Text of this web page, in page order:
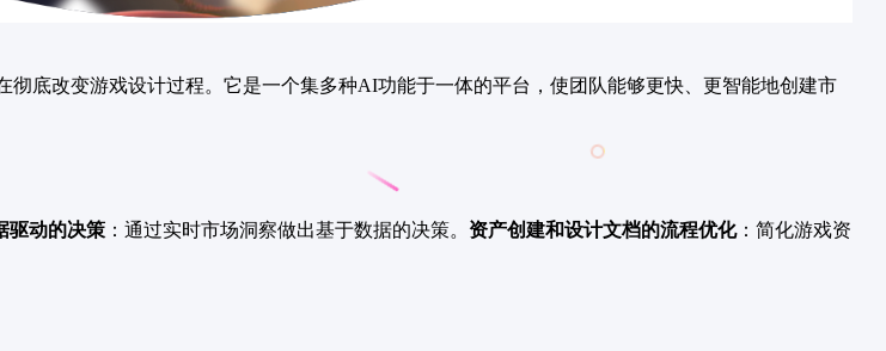
底改变游戏设计过程。它是一个集多种AI功能于一体的平台，使团队能够更快、更智能地创建市
驱动的决策 ：通过实时市场洞察做出基于数据的决策。 资产创建和设计文档的流程优化：简化游戏资